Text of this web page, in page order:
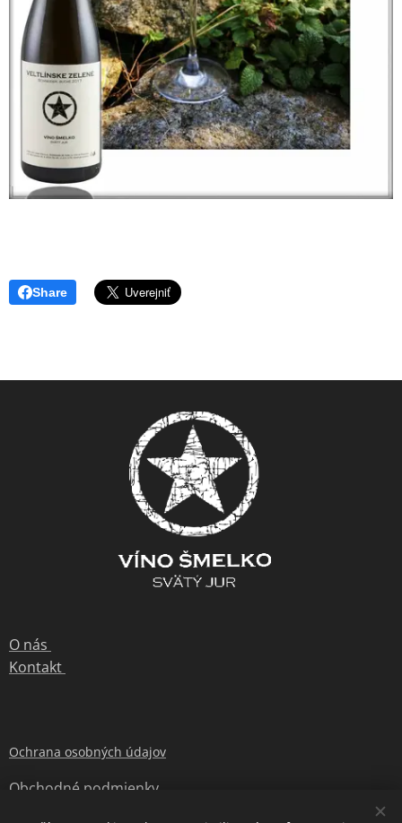
Share
O nás
Kontakt
Ochrana osobných údajov
Obchodné podmienky